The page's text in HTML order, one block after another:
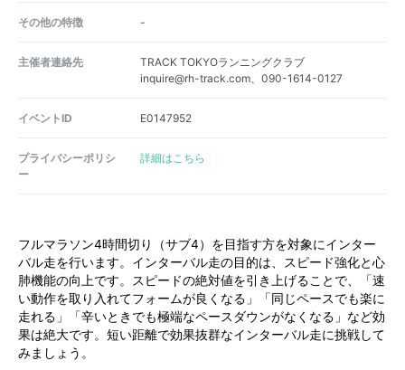
その他の特徴 -
主催者連絡先
TRACK TOKYOランニングクラブ
inquire@rh-track.com、090-1614-0127
イベントID E0147952
プライバシーポリシ
ー
詳細はこちら
フルマラソン4時間切り（サブ4）を目指す方を対象にインター
バル走を行います。インターバル走の目的は、スピード強化と心
肺機能の向上です。スピードの絶対値を引き上げることで、「速
い動作を取り入れてフォームが良くなる」「同じペースでも楽に
走れる」「辛いときでも極端なペースダウンがなくなる」など効
果は絶大です。短い距離で効果抜群なインターバル走に挑戦して
みましょう。